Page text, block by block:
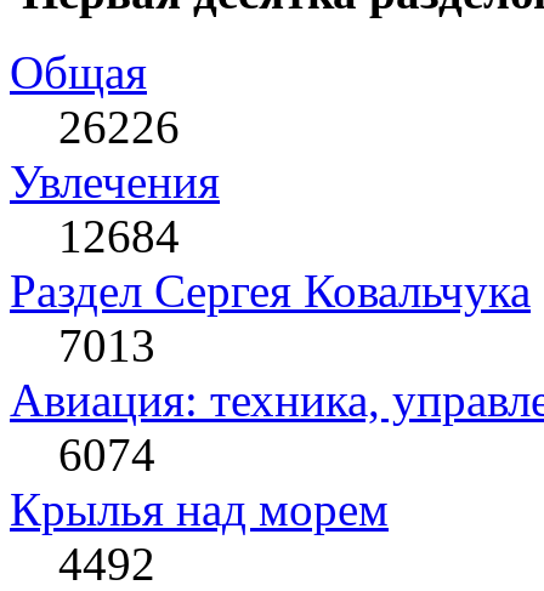
Общая
26226
Увлечения
12684
Раздел Сергея Ковальчука
7013
Авиация: техника,
6074
Крылья над морем
4492